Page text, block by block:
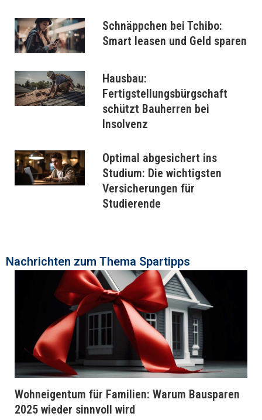
Schnäppchen bei Tchibo:
Smart leasen und Geld sparen
Hausbau:
Fertigstellungsbürgschaft
schützt Bauherren bei
Insolvenz
Optimal abgesichert ins
Studium: Die wichtigsten
Versicherungen für
Studierende
Nachrichten zum Thema ​Spartipps
Wohneigentum für Familien: Warum Bausparen
2025 wieder sinnvoll wird